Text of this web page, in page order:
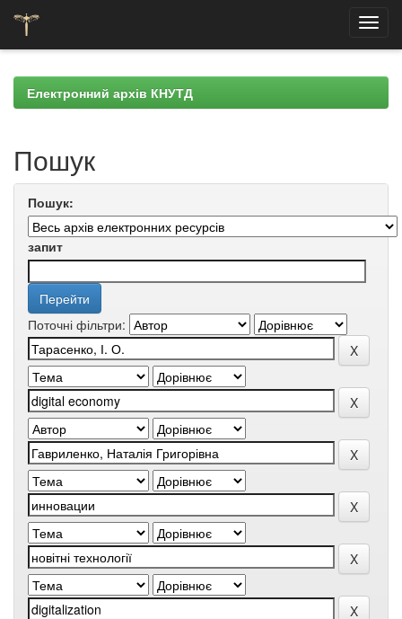
navigationЕлектронний архів КНУТД
Пошук
Пошук:
запит
Поточні фільтри: